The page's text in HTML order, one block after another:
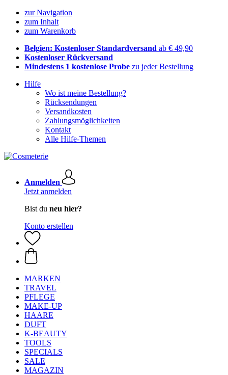
zur Navigation
zum Inhalt
zum Warenkorb
Belgien: Kostenloser Standardversand ab € 49,90
Kostenloser Rückversand
Mindestens 1 kostenlose Probe zu jeder Bestellung
Hilfe
Wo ist meine Bestellung?
Rücksendungen
Versandkosten
Zahlungsmöglichkeiten
Kontakt
Alle Hilfe-Themen
Anmelden
Jetzt anmelden
Bist du neu hier?
Konto erstellen
MARKEN
TRAVEL
PFLEGE
MAKE-UP
HAARE
DUFT
K-BEAUTY
TOOLS
SPECIALS
SALE
MAGAZIN